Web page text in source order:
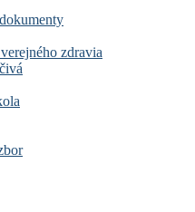
zdravia